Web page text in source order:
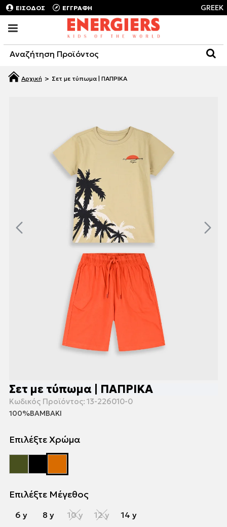
ΕΙΣΟΔΟΣ ΕΓΓΡΑΦΗ GREEK
Σετ με τύπωμα | ΠΑΠΡΙΚΑ
Σετ με τύπωμα | ΠΑΠΡΙΚΑ
Κωδικός Προϊόντος: 13-226010-0
100%ΒΑΜΒΑΚΙ
Επιλέξτε Χρώμα
Επιλέξτε Μέγεθος
6 y 8 y 10 y 12 y 14 y